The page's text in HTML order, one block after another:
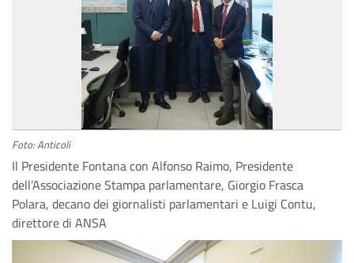
Foto: Anticoli
Il Presidente Fontana con Alfonso Raimo, Presidente
dell’Associazione Stampa parlamentare, Giorgio Frasca
Polara, decano dei giornalisti parlamentari e Luigi Contu,
direttore di ANSA